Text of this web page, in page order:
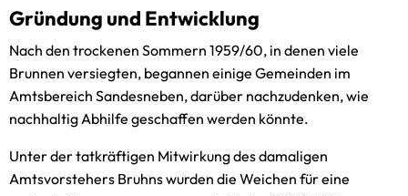
Gründung und Entwicklung
Nach den trockenen Sommern 1959/60, in denen viele
Brunnen versiegten, begannen einige Gemeinden im
Amtsbereich Sandesneben, darüber nachzudenken, wie
nachhaltig Abhilfe geschaffen werden könnte.
Unter der tatkräftigen Mitwirkung des damaligen
Amtsvorstehers Bruhns wurden die Weichen für eine